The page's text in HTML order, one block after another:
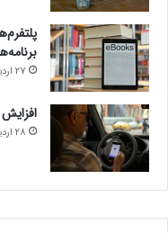
27 اردیبهشت 1401
28 اردیبهشت 1401